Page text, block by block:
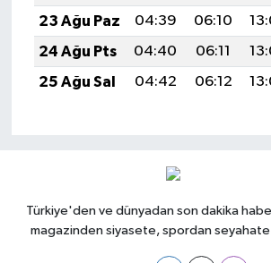
23 Ağu Paz
04:39 06:10
24 Ağu Pts
04:40 06:11
25 Ağu Sal
04:42 06:12
Türkiye'den ve dünyadan son dakika
magazinden siyasete, spordan